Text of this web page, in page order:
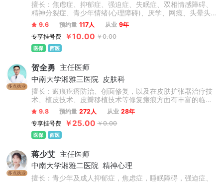
擅长：焦虑症、抑郁症、强迫症、失眠症、双相情感障碍、
精神分裂症、青少年情绪(心理障碍)、厌学、网瘾、头晕头
痛、躯体化障碍、神经官能症、植物神经紊乱、神经衰弱等
神经、精神心理疾病的诊治，并且在成瘾医学治疗方面有较
强的临床技艺，尤为擅长成瘾戒断治疗、酒精依赖、网络依
赖等问题，擅长根据每个患者不同的体征、症状、诱因等复
中西医结合疗法及心理技术制定个性化诊疗方案。
9.6 预约量 117人 从业 9年
专享挂号费
￥10.00 ￥0.00
医保 西医
多点执业
贺全勇 主任医师
中南大学湘雅三医院
皮肤科
擅长：瘢痕疙瘩防治、创面修复，以及在皮肤扩张器治疗技
术、植皮技术、皮瓣移植技术等修复瘢痕方面有丰富的临床
经验。
9.8 预约量 272人 从业 28年
专享挂号费
￥25.00 ￥0.00
医保 西医
多点执业
蒋少艾 主任医师
中南大学湘雅二医院 精神心理
擅长：青少年及成人抑郁症，焦虑症，睡眠障碍，强迫症、